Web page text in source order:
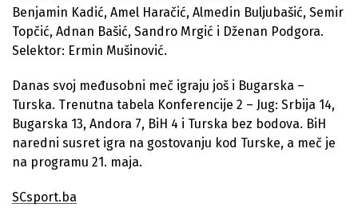
Benjamin Kadić, Amel Haračić, Almedin Buljubašić, Semir
Topčić, Adnan Bašić, Sandro Mrgić i Dženan Podgora.
Selektor: Ermin Mušinović.
Danas svoj međusobni meč igraju još i Bugarska –
Turska. Trenutna tabela Konferencije 2 – Jug: Srbija 14,
Bugarska 13, Andora 7, BiH 4 i Turska bez bodova. BiH
naredni susret igra na gostovanju kod Turske, a meč je
na programu 21. maja.
SCsport.ba